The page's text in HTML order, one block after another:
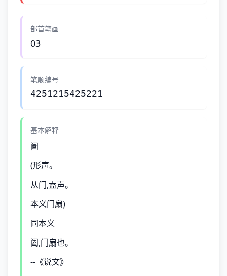
部首笔画
03
笔顺编号
4251215425221
基本解释
阖
(形声。
从门,盍声。
本义门扇)
同本义
阖,门扇也。
--《说文》